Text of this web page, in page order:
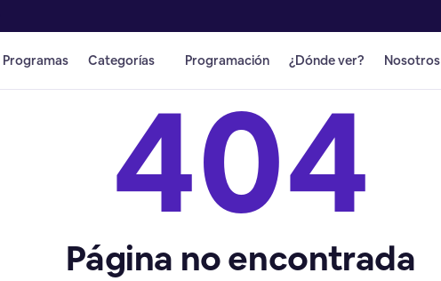
Programas Categorías Programación ¿Dónde ver? Nosotros
404
Página no encontrada